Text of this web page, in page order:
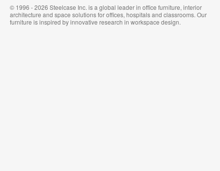
© 1996 - 2026 Steelcase Inc. is a global leader in office furniture, interior
architecture and space solutions for offices, hospitals and classrooms. Our
furniture is inspired by innovative research in workspace design.